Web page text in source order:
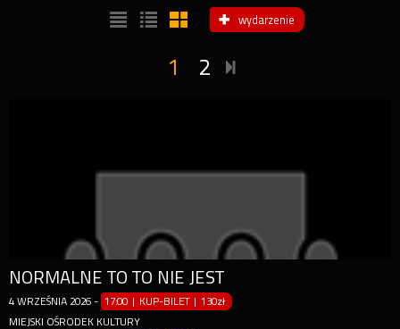
wydarzenie
1 2
NORMALNE TO TO NIE JEST
4 WRZEŚNIA 2026 - 17:00 | KUP-BILET |130zł
MIEJSKI OŚRODEK KULTURY